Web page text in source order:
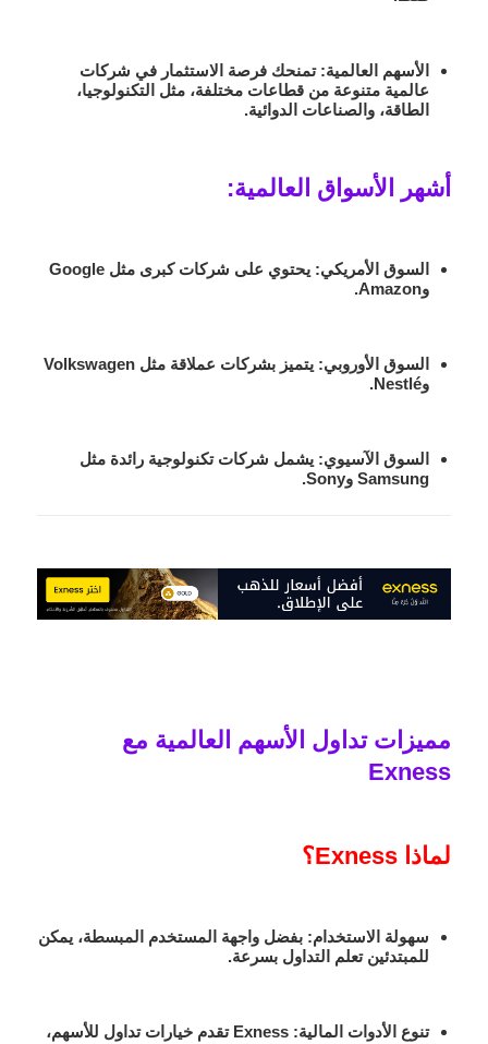
الأسهم العالمية: تمنحك فرصة الاستثمار في شركات
عالمية متنوعة من قطاعات مختلفة، مثل التكنولوجيا،
الطاقة، والصناعات الدوائية.
أشهر الأسواق العالمية:
السوق الأمريكي: يحتوي على شركات كبرى مثلGoogle
وAmazon
.
السوق الأوروبي: يتميز بشركات عملاقة مثلVolkswagen
وNestlé
.
السوق الآسيوي: يشمل شركات تكنولوجية رائدة مثل
Samsung وSony
.
مميزات تداول الأسهم العالمية مع
Exness
لماذا Exness؟
سهولة الاستخدام: بفضل واجهة المستخدم المبسطة، يمكن
للمبتدئين تعلم التداول بسرعة.
تنوع الأدوات المالية:
Exness تقدم خيارات تداول للأسهم،